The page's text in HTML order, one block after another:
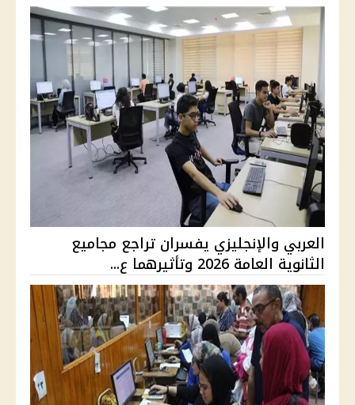
العربي والإنجليزي يفسران تراجع مجاميع
الثانوية العامة 2026 وتأثيرهما ع...